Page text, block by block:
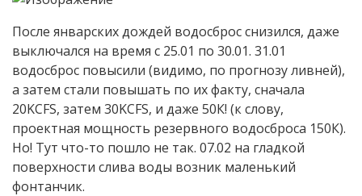
После январских дождей водосброс снизился, даже
выключался на время с 25.01 по 30.01. 31.01
водосброс повысили (видимо, по прогнозу ливней),
а затем стали повышать по их факту, сначала
20KCFS, затем 30KCFS, и даже 50К! (к слову,
проектная мощность резервного водосброса 150К).
Но! Тут что-то пошло не так. 07.02 на гладкой
поверхности слива воды возник маленький
фонтанчик.